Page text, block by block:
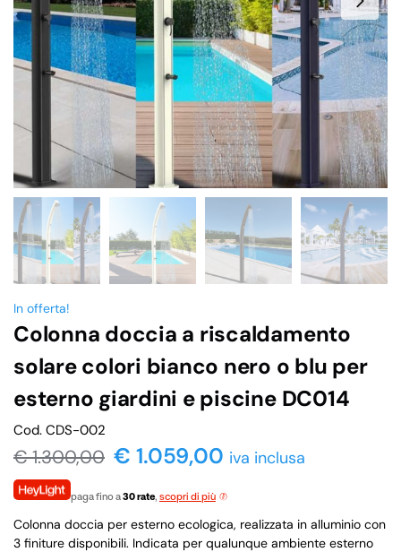
In offerta!
Colonna doccia a riscaldamento
solare colori bianco nero o blu per
esterno giardini e piscine DC014
Cod. CDS-002
€1.300,00 € 1.059,00 iva inclusa
paga fino a30 rate, scopri di più
Colonna doccia per esterno ecologica, realizzata in alluminio con
3 finiture disponibili. Indicata per qualunque ambiente esterno